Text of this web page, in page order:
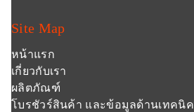
Site Map
หน้าแรก
เกี่ยวกับเรา
ผลิตภัณฑ์
โบรชัวร์สินค้า และข้อมูลด้านเทคนิค